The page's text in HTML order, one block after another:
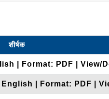
शीर्षक
| Format: PDF | View/
| Format: PDF |